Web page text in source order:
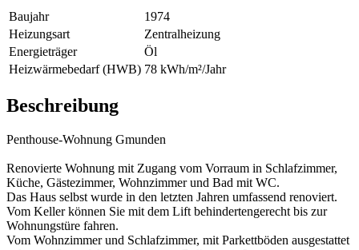
Baujahr
1974
Heizungsart
Zentralheizung
Energieträger
Öl
Heizwärmebedarf (HWB) 78 kWh/m²/Jahr
Beschreibung
Penthouse-Wohnung Gmunden
Renovierte Wohnung mit Zugang vom Vorraum in Schlafzimmer,
Küche, Gästezimmer, Wohnzimmer und Bad mit WC.
Das Haus selbst wurde in den letzten Jahren umfassend renoviert.
Vom Keller können Sie mit dem Lift behindertengerecht bis zur
Wohnungstüre fahren.
Vom Wohnzimmer und Schlafzimmer, mit Parkettböden ausgestattet